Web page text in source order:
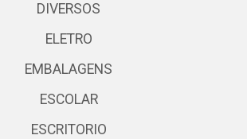
DIVERSOS
ELETRO
EMBALAGENS
ESCOLAR
ESCRITORIO